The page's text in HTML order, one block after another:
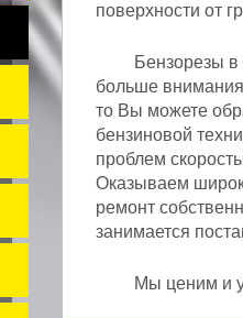
поверхности от
Бензорезы в
больше
то Вы можете
бензиновой
проблем
Оказываем
ремонт
занимается
Мы ценим и